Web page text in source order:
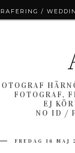
FOTOGRAF,
EJ
NO ID /
FREDAG 16 MAJ
/